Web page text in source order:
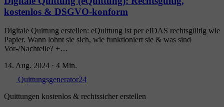
kostenlos & DSGVO-konform
Digitale Quittung erstellen: eQuittung ist per eIDAS rechtsgültig wie
Papier. Wann lohnt sie sich, wie funktioniert sie & was sind
Vor-/Nachteile? +…
14. Aug. 2024 · 4 Min.
Quittungsgenerator24
Quittungen kostenlos & rechtssicher erstellen